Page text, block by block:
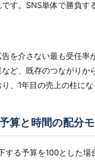
す。SNS単体で勝負す
を介さない最も受任率
など、既存のつながり
、1年目の売上の柱にな
算と時間の配分
する予算を100とした場